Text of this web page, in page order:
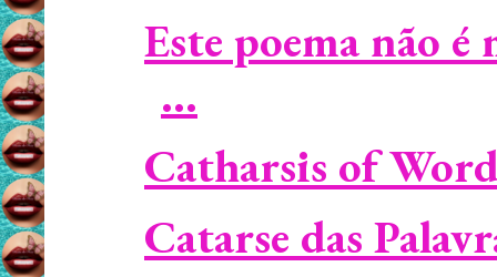
Este poema não
...
Catharsis of
Catarse das